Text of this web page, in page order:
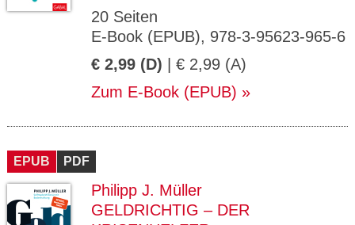
20 Seiten
E-Book (EPUB), 978-3-95623-965-6
€ 2,99 (D) | € 2,99 (A)
Zum E-Book (EPUB)
EPUB PDF
Philipp J. Müller
GELDRICHTIG – DER